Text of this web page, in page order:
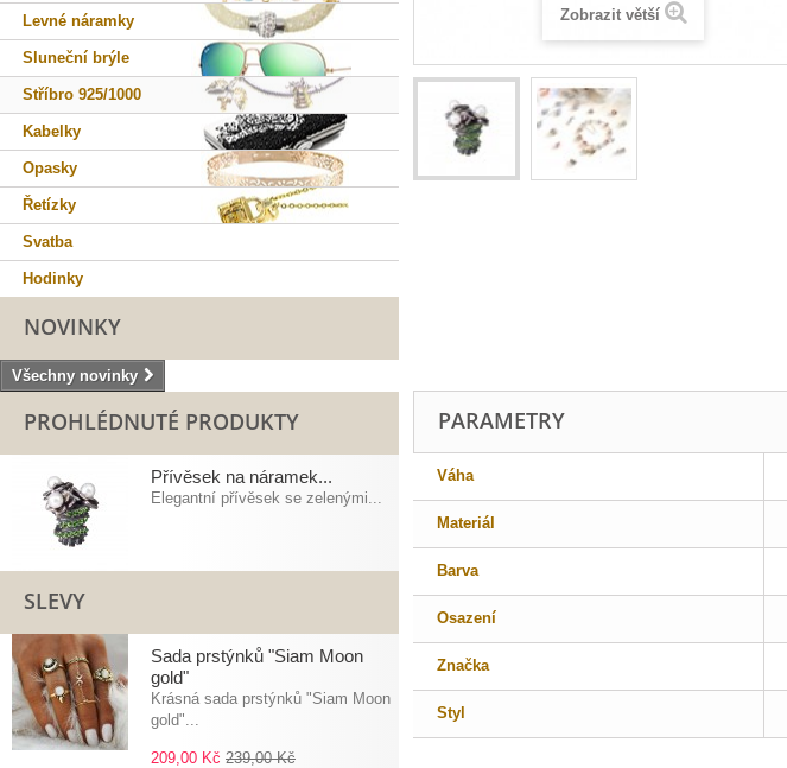
Levné náramky
Sluneční brýle
Stříbro 925/1000
Kabelky
Opasky
Řetízky
Svatba
Hodinky
NOVINKY
Všechny novinky
PROHLÉDNUTÉ PRODUKTY
Přívěsek na náramek...
Elegantní přívěsek se zelenými...
SLEVY
Sada prstýnků "Siam Moon
gold"
Krásná sada prstýnků "Siam Moon
gold"...
209,00 Kč 239,00 Kč
Zobrazit větší
PARAMETRY
Váha
Materiál
Barva
Osazení
Značka
Styl